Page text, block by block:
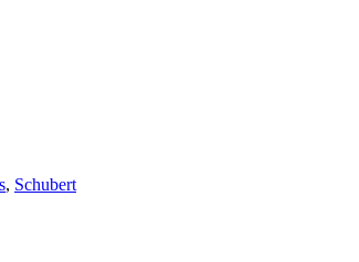
, Schubert